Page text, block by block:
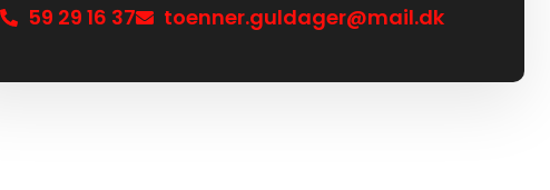
59 29 16 37 toenner.guldager@mail.dk